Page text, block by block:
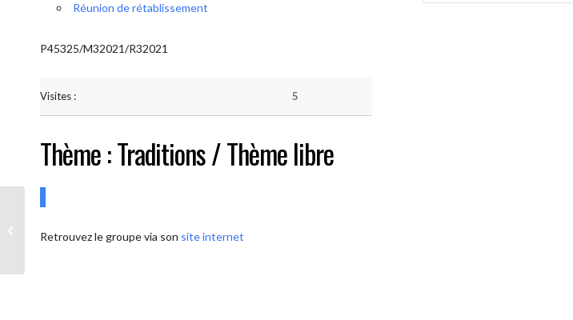
Réunion de rétablissement
P45325/M32021/R32021
Visites : 5
Thème : Traditions / Thème libre
Retrouvez le groupe via son site internet
libre)